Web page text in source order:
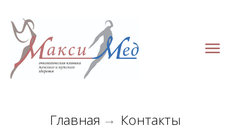
Главная → Контакты